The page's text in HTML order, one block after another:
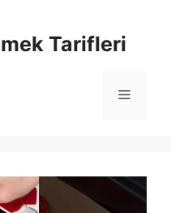
Tarifleri
Menü